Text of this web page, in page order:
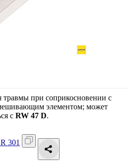
травмы при соприкосновении с
элементом; может
с RW 47 D.
301